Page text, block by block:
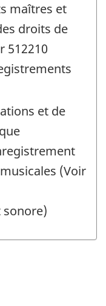
maîtres et
droits de
512210
et de
(Voir